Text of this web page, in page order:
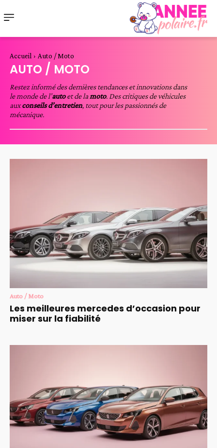
Accueil Auto / Moto
AUTO / MOTO
Restez informé des dernières tendances et innovations dans
le monde de l’autoet de la moto. Des critiques de véhicules
auxconseils d’entretien, tout pour les passionnés de
mécanique.
Auto / Moto
Les meilleures mercedes d’occasion pour
miser sur la fiabilité